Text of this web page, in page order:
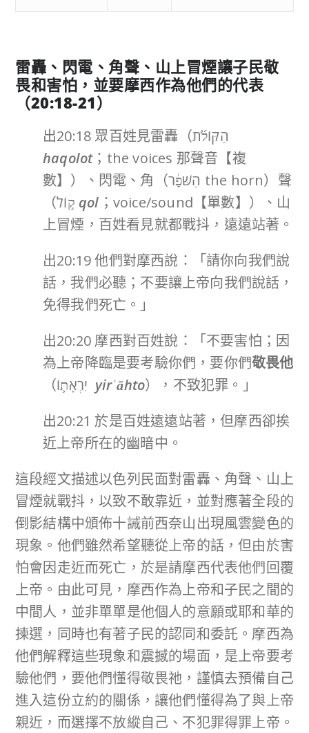
雷轟、閃電、角聲、山上冒煙讓子民敬
畏和害怕，並要摩西作為他們的代表
（20:18-21）
出20:18 眾百姓見雷轟（הַקּוֹלֹ֜ת
haqolot；the voices 那聲音【複
數】）、閃電、角（הַשֹּׁפָ֔ר the horn）聲
qol ；voice/sound【單數】）、山
上冒煙，百姓看見就都戰抖，遠遠站著。
出20:19 他們對摩西說：「請你向我們說
話，我們必聽；不要讓上帝向我們說話，
免得我們死亡。」
出20:20 摩西對百姓說：「不要害怕；因
為上帝降臨是要考驗你們，要你們敬畏他
yirʾāhto），不致犯罪。」
出20:21 於是百姓遠遠站著，但摩西卻挨
近上帝所在的幽暗中。
這段經文描述以色列民面對雷轟、角聲、山上
冒煙就戰抖，以致不敢靠近，並對應著全段的
倒影結構中頒佈十誡前西奈山出現風雲變色的
現象。他們雖然希望聽從上帝的話，但由於害
怕會因走近而死亡，於是請摩西代表他們回覆
上帝。由此可見，摩西作為上帝和子民之間的
中間人，並非單單是他個人的意願或耶和華的
揀選，同時也有著子民的認同和委託。摩西為
他們解釋這些現象和震撼的場面，是上帝要考
驗他們，要他們懂得敬畏祂，謹慎去預備自己
進入這份立約的關係，讓他們懂得為了與上帝
親近，而選擇不放縱自己、不犯罪得罪上帝。